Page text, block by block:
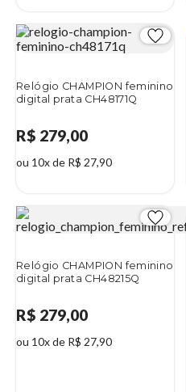
Relógio CHAMPION feminino
digital prata CH48171Q
R$ 279,00
ou 10x de R$ 27,90
Relógio CHAMPION feminino
digital prata CH48215Q
R$ 279,00
ou 10x de R$ 27,90